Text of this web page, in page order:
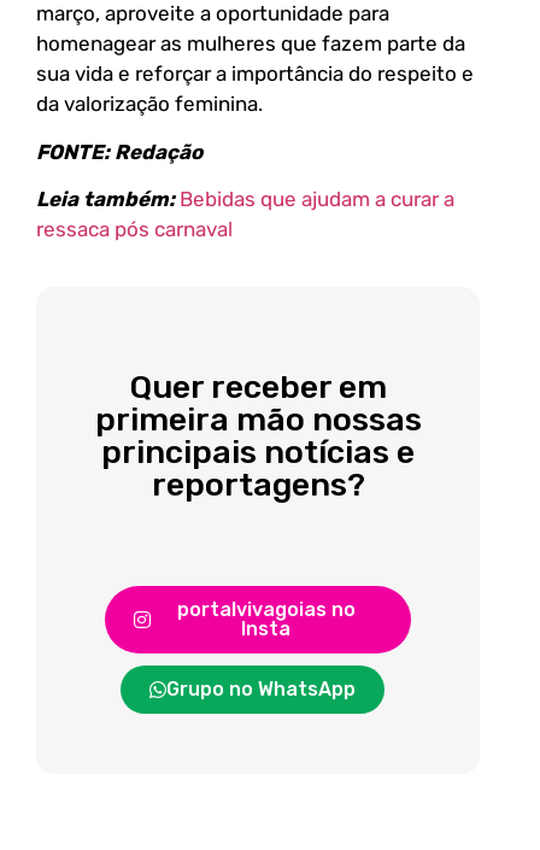
março, aproveite a oportunidade para
homenagear as mulheres que fazem parte da
sua vida e reforçar a importância do respeito e
da valorização feminina.
FONTE: Redação
Leia também: Bebidas que ajudam a curar a
ressaca pós carnaval
Quer receber em
primeira mão nossas
principais notícias e
reportagens?
portalvivagoias no
Insta
Grupo no WhatsApp